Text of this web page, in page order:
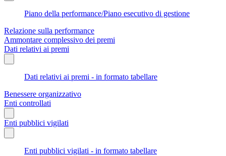
Piano della performance/Piano esecutivo di gestione
Relazione sulla performance
Ammontare complessivo dei premi
Dati relativi ai premi
Dati relativi ai premi - in formato tabellare
Benessere organizzativo
Enti controllati
Enti pubblici vigilati
Enti pubblici vigilati - in formato tabellare